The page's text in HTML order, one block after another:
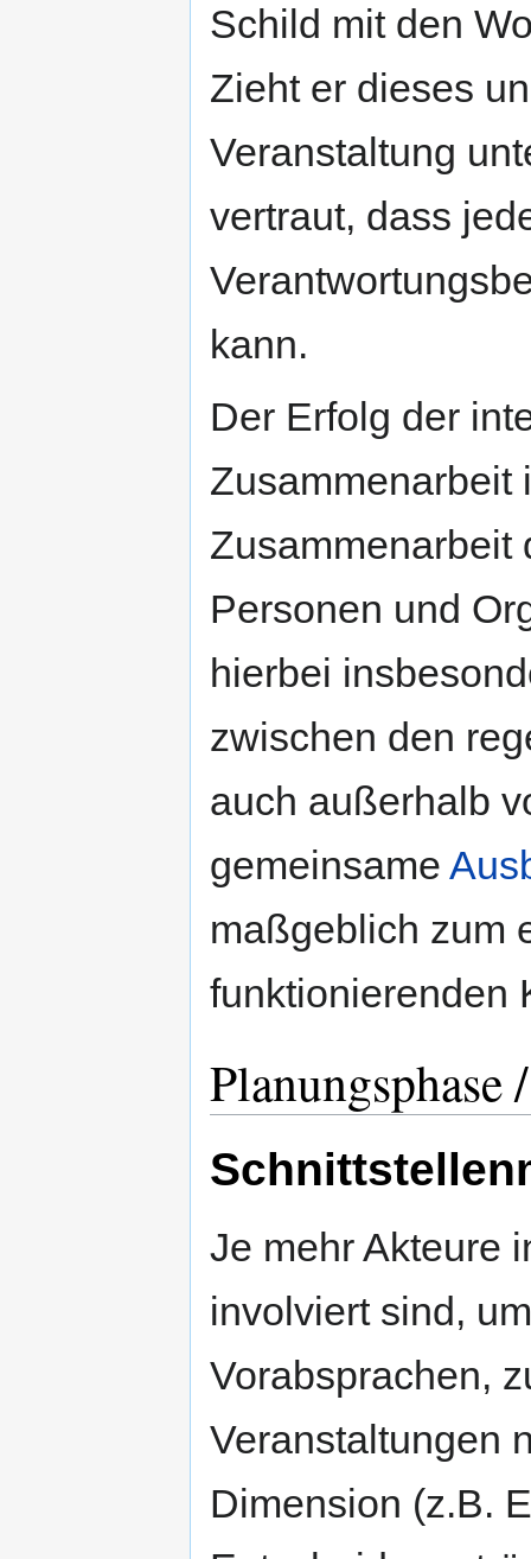
Schild mit den
Zieht er dieses
Veranstaltung
vertraut, dass
kann.
Der Erfolg der
Zusammenarbeit
Zusammenarbeit
Personen und
hierbei
zwischen den
auch außerhalb
gemeinsame
maßgeblich zum
funktionierenden
Planungsphase
Je mehr Akteure
involviert sind,
Vorabsprachen,
Veranstaltungen
Dimension (z.B.